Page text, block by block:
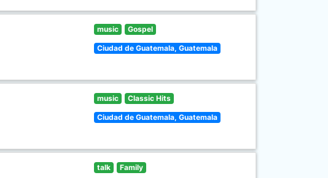
music Gospel
Ciudad de Guatemala, Guatemala
music Classic Hits
Ciudad de Guatemala, Guatemala
talk Family